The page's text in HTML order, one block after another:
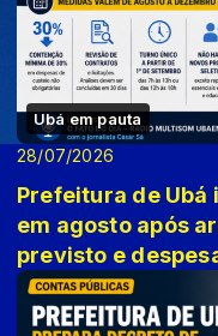
Ubá em pauta
28/07/2026
Prefeitura de
em agosto após
previsto e